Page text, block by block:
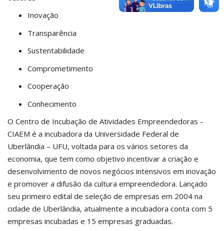
Inovação
Transparência
Sustentabilidade
Comprometimento
Cooperação
Conhecimento
O Centro de Incubação de Atividades Empreendedoras -
CIAEM é a incubadora da Universidade Federal de
Uberlândia – UFU, voltada para os vários setores da
economia, que tem como objetivo incentivar a criação e
desenvolvimento de novos negócios intensivos em inovação
e promover a difusão da cultura empreendedora. Lançado
seu primeiro edital de seleção de empresas em 2004 na
cidade de Uberlândia, atualmente a incubadora conta com 5
empresas incubadas e 15 empresas graduadas.